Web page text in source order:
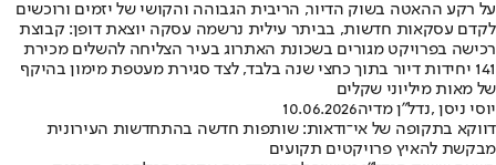
על רקע ההאטה בשוק הדיור, הריבית הגבוהה והקושי של יזמים ורוכשים
לקדם עסקאות חדשות, בביתר עילית נרשמה עסקה יוצאת דופן: קבוצת
רכישה בפרויקט מגורים בשכונת האתרוג בעיר הצליחה להשלים מכירת
141 יחידות דיור בתוך כחצי שנה בלבד, לצד סגירת מעטפת מימון בהיקף
של מאות מיליוני שקלים
יוסי ניסן ,נדל"ן מדיה10.06.2026
דווקא בתקופה של אי־ודאות: שותפות חדשה בהתחדשות העירונית
מבקשת להאיץ פרויקטים תקועים